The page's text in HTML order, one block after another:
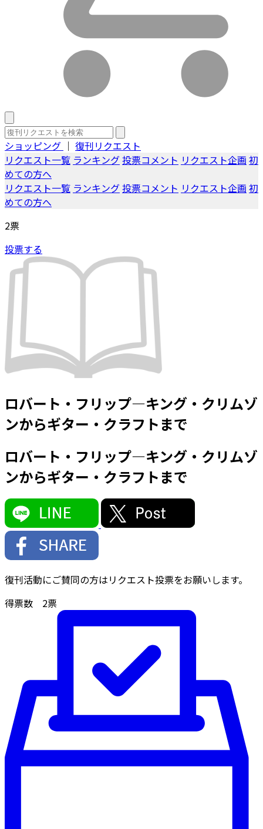
ショッピング ｜ 復刊リクエスト
リクエスト一覧 ランキング投票コメント リクエスト企画 初
めての方へ
リクエスト一覧 ランキング投票コメント リクエスト企画 初
めての方へ
2票
投票する
ロバート・フリップ―キング・クリムゾ
ンからギター・クラフトまで
ロバート・フリップ―キング・クリムゾ
ンからギター・クラフトまで
復刊活動にご賛同の方はリクエスト投票をお願いします。
得票数 2票